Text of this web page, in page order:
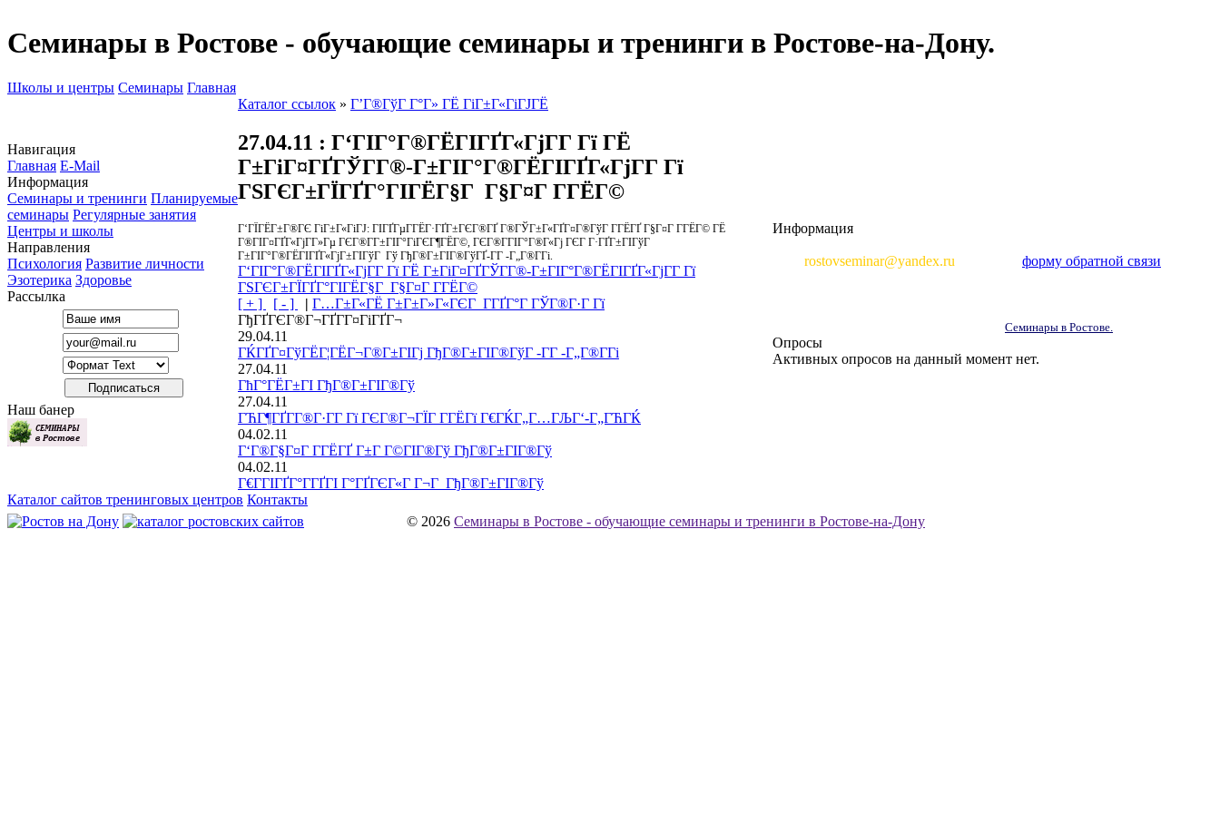
Семинары в Ростове - обучающие семинары и тренинги в Ростове-на-Дону.
Школы и центры Семинары Главная
Навигация
Главная E-Mail
Информация
Семинары и тренинги Планируемые
семинары Регулярные занятия
Центры и школы
Направления
Психология Развитие личности
Эзотерика Здоровье
Рассылка
Наш банер
Каталог ссылок » Г’Г®ГўГ Г°Г» ГЁ ГіГ±Г«ГіГЈГЁ
27.04.11 : Г‘ГІГ°Г®ГЁГІГҐГ«ГјГ­Г Гї ГЁ
Г±ГіГ¤ГҐГЎГ­Г®-Г±ГІГ°Г®ГЁГІГҐГ«ГјГ­Г Гї
ГЅГЄГ±ГЇГҐГ°ГІГЁГ§Г Г§Г¤Г Г­ГЁГ©
Г‘ГЇГЁГ±Г®ГЄ ГіГ±Г«ГіГЈ: ГІГҐГµГ­ГЁГ·ГҐГ±ГЄГ®ГҐ Г®ГЎГ±Г«ГҐГ¤Г®ГўГ Г­ГЁГҐ Г§Г¤Г Г­ГЁГ© ГЁ
Г®ГІГ¤ГҐГ«ГјГ­Г»Гµ ГЄГ®Г­Г±ГІГ°ГіГЄГ¶ГЁГ©, ГЄГ®Г­ГІГ°Г®Г«Гј ГЄГ Г·ГҐГ±ГІГўГ
Г±ГІГ°Г®ГЁГІГҐГ«ГјГ±ГІГўГ Гў ГђГ®Г±ГІГ®ГўГҐ-Г­Г -Г„Г®Г­Гі.
Г‘ГІГ°Г®ГЁГІГҐГ«ГјГ­Г Гї ГЁ Г±ГіГ¤ГҐГЎГ­Г®-Г±ГІГ°Г®ГЁГІГҐГ«ГјГ­Г Гї
ГЅГЄГ±ГЇГҐГ°ГІГЁГ§Г Г§Г¤Г Г­ГЁГ©
[ + ]
[ - ] | Г…Г±Г«ГЁ Г±Г±Г»Г«ГЄГ Г­ГҐГ°Г ГЎГ®Г·Г Гї
ГђГҐГЄГ®Г¬ГҐГ­Г¤ГіГҐГ¬
29.04.11
ГЌГҐГ¤ГўГЁГ¦ГЁГ¬Г®Г±ГІГј ГђГ®Г±ГІГ®ГўГ -Г­Г -Г„Г®Г­Гі
27.04.11
ГћГ°ГЁГ±ГІ ГђГ®Г±ГІГ®Гў
27.04.11
ГЋГ¶ГҐГ­Г®Г·Г­Г Гї ГЄГ®Г¬ГЇГ Г­ГЁГї Г€ГЌГ„Г…ГЉГ‘-Г„ГЋГЌ
04.02.11
Г‘Г®Г§Г¤Г Г­ГЁГҐ Г±Г Г©ГІГ®Гў ГђГ®Г±ГІГ®Гў
04.02.11
Г€Г­ГІГҐГ°Г­ГҐГІ Г°ГҐГЄГ«Г Г¬Г ГђГ®Г±ГІГ®Гў
Информация
rostovseminar@yandex.ru форму обратной связи
Семинары в Ростове.
Опросы
Активных опросов на данный момент нет.
Каталог сайтов тренинговых центров Контакты
© 2026 Семинары в Ростове - обучающие семинары и тренинги в Ростове-на-Дону